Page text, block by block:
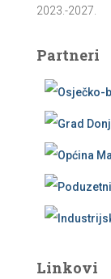
2023.-2027.
Partneri
Linkovi